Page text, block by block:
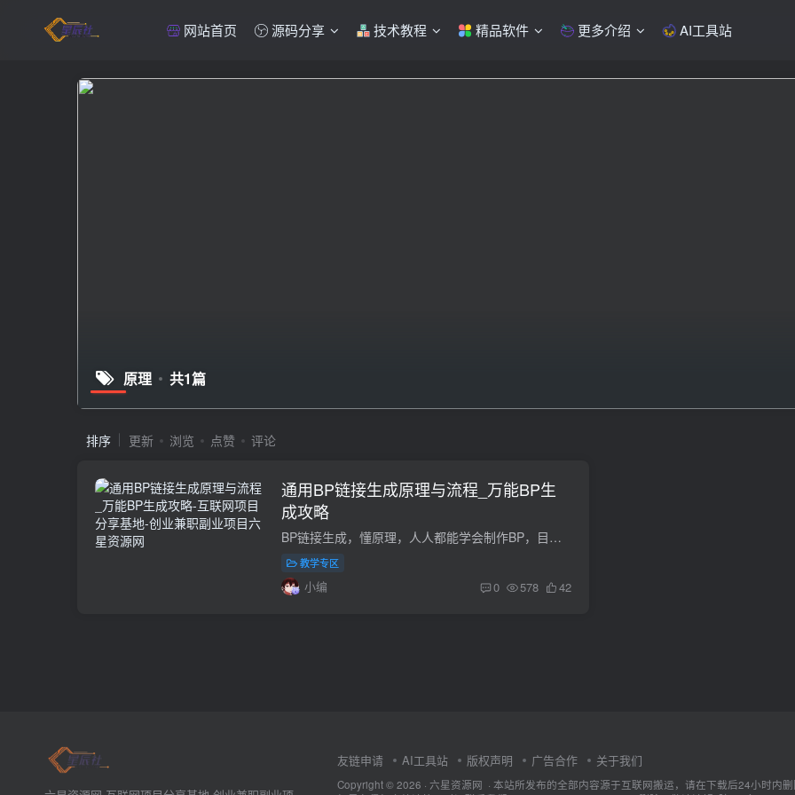
网站首页 源码分享 技术教程 精品软件 更多介绍 AI工具站
原理 共1篇
排序 更新 浏览 点赞 评论
通用BP链接生成原理与流程_万能BP生
成攻略
BP链接生成，懂原理，人人都能学会制作BP，目前市面上确实很多APP都有内置这些功能了，很多APP通过代生成的模式吸引用户下载使用，但是都是一些主流的APP平台，那不主流的APP难道就没有BP么，所...
教学专区
小编 0 578 42
友链申请 AI工具站 版权声明 广告合作 关于我们
Copyright © 2026 · 六星资源网 · 本站所发布的全部内容源于互联网搬运，请在下载后24小时内